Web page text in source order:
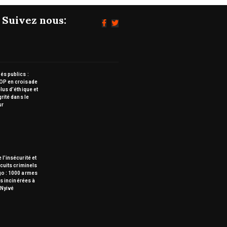
Suivez nous:
publics :
en croisade
d’éthique et
dans le
l’insécurité et
criminels
: 1000 armes
incinérées à